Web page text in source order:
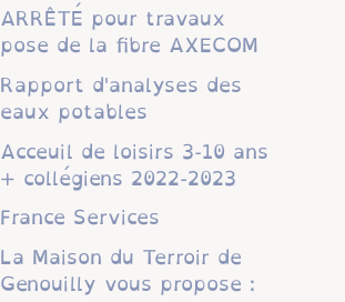
ARRÊTÉ pour travaux
pose de la fibre AXECOM
Rapport d'analyses des
eaux potables
Acceuil de loisirs 3-10 ans
+ collégiens 2022-2023
France Services
La Maison du Terroir de
Genouilly vous propose :